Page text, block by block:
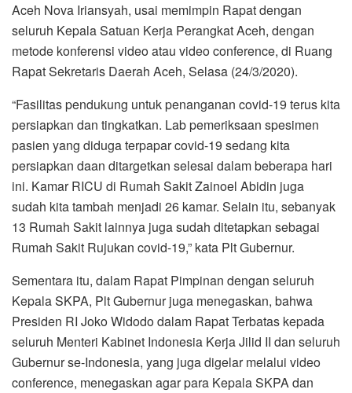
Aceh Nova Iriansyah, usai memimpin Rapat dengan
seluruh Kepala Satuan Kerja Perangkat Aceh, dengan
metode konferensi video atau video conference, di Ruang
Rapat Sekretaris Daerah Aceh, Selasa (24/3/2020).
“Fasilitas pendukung untuk penanganan covid-19 terus kita
persiapkan dan tingkatkan. Lab pemeriksaan spesimen
pasien yang diduga terpapar covid-19 sedang kita
persiapkan daan ditargetkan selesai dalam beberapa hari
ini. Kamar RICU di Rumah Sakit Zainoel Abidin juga
sudah kita tambah menjadi 26 kamar. Selain itu, sebanyak
13 Rumah Sakit lainnya juga sudah ditetapkan sebagai
Rumah Sakit Rujukan covid-19,” kata Plt Gubernur.
Sementara itu, dalam Rapat Pimpinan dengan seluruh
Kepala SKPA, Plt Gubernur juga menegaskan, bahwa
Presiden RI Joko Widodo dalam Rapat Terbatas kepada
seluruh Menteri Kabinet Indonesia Kerja Jilid II dan seluruh
Gubernur se-Indonesia, yang juga digelar melalui video
conference, menegaskan agar para Kepala SKPA dan